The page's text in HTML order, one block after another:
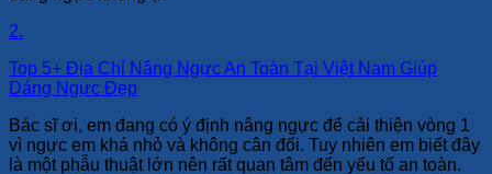
2.
Top 5+ Địa Chỉ Nâng Ngực An Toàn Tại Việt Nam Giúp
Dáng Ngực Đẹp
Bác sĩ ơi, em đang có ý định nâng ngực để cải thiện vòng 1
vì ngực em khá nhỏ và không cân đối. Tuy nhiên em biết đây
là một phẫu thuật lớn nên rất quan tâm đến yếu tố an toàn.